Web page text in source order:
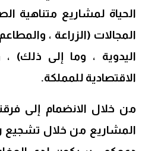
الحياة لمشاريع متناهية
المجالات (الزراعة ،
اليدوية ، وما إلى ذلك)
الاقتصادية للمملكة.
من خلال الانضمام إلى
المشاريع من خلال تشجيع